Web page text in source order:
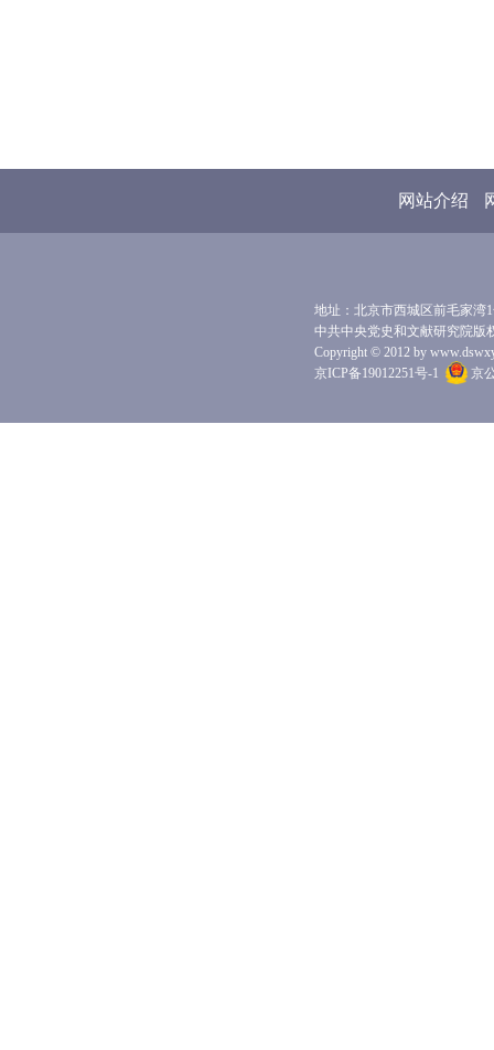
网站介绍
地址：北京市西城区前毛家湾
中共中央党史和文献研究院版
Copyright © 2012 by
京ICP备19012251号-1
京